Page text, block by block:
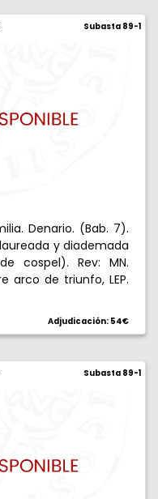
Subasta 89-1
Denario. (Bab. 7).
y diademada
cospel). Rev: MN.
arco de triunfo, LEP.
Adjudicación: 54€
Subasta 89-1